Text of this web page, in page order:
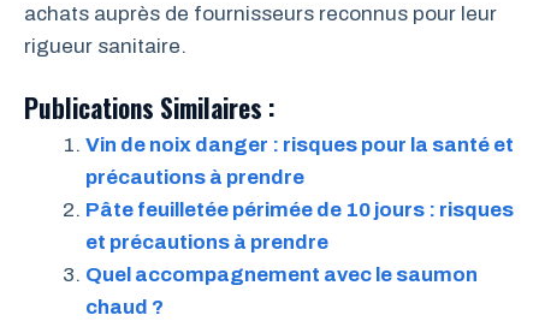
achats auprès de fournisseurs reconnus pour leur
rigueur sanitaire.
Publications Similaires :
Vin de noix danger : risques pour la santé et
précautions à prendre
Pâte feuilletée périmée de 10 jours : risques
et précautions à prendre
Quel accompagnement avec le saumon
chaud ?